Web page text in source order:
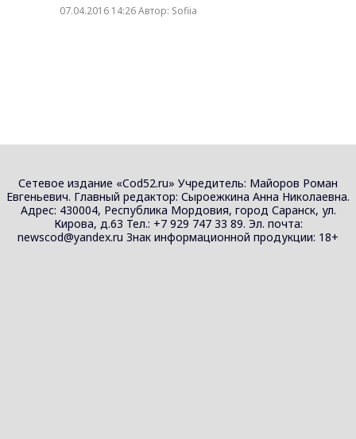
07.04.2016 14:26 Автор: Sofiia
Сетевое издание «Cod52.ru» Учредитель: Майоров Роман
Евгеньевич. Главный редактор: Сыроежкина Анна Николаевна.
Адрес: 430004, Республика Мордовия, город Саранск, ул.
Кирова, д.63 Тел.: +7 929 747 33 89. Эл. почта:
newscod@yandex.ru Знак информационной продукции: 18+